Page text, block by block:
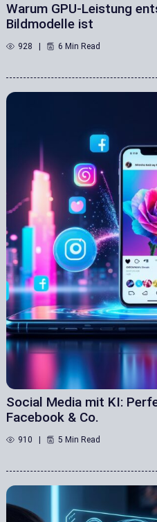
Warum GPU-Leistung
Bildmodelle ist
928 6 Min Read
Social Media mit KI:
Facebook & Co.
910 5 Min Read